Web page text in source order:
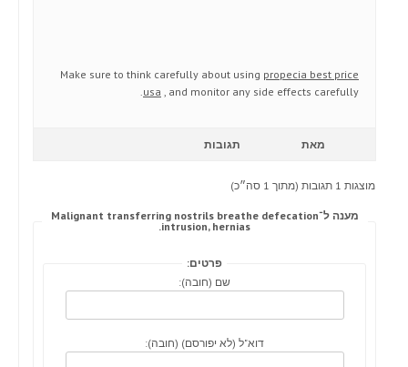
Make sure to think carefully about using propecia best price
usa , and monitor any side effects carefully.
מאת תגובות
מוצגות 1 תגובות (מתוך 1 סה״כ)
מענה ל־Malignant transferring nostrils breathe defecation
intrusion, hernias.
פרטים:
שם (חובה):
דוא"ל (לא יפורסם) (חובה):